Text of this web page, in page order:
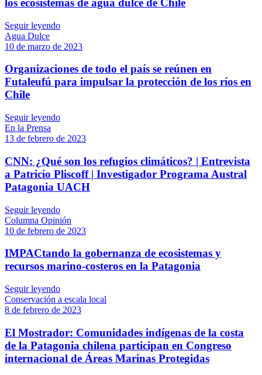
los ecosistemas de agua dulce de Chile
Seguir leyendo
Agua Dulce
10 de marzo de 2023
Organizaciones de todo el país se reúnen en
Futaleufú para impulsar la protección de los ríos en
Chile
Seguir leyendo
En la Prensa
13 de febrero de 2023
CNN: ¿Qué son los refugios climáticos? | Entrevista
a Patricio Pliscoff | Investigador Programa Austral
Patagonia UACH
Seguir leyendo
Columna Opinión
10 de febrero de 2023
IMPACtando la gobernanza de ecosistemas y
recursos marino-costeros en la Patagonia
Seguir leyendo
Conservación a escala local
8 de febrero de 2023
El Mostrador: Comunidades indígenas de la costa
de la Patagonia chilena participan en Congreso
internacional de Áreas Marinas Protegidas